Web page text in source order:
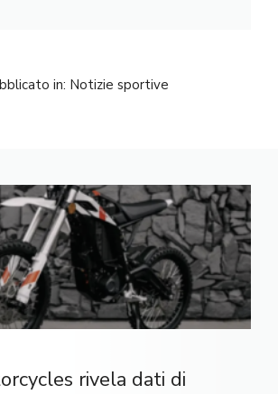
in: Notizie sportive
rivela dati di